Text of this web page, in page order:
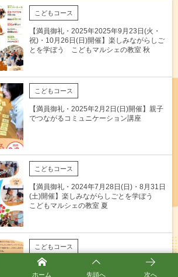
こどもコース
【満員御礼・2025年2025年9月23日(火・
祝)・10月26日(日)開催】楽しみながらしご
とを学ぼう こどもマルシェの教室 秋
こどもコース
【満員御礼・2025年2月2日(日)開催】親子
でつながるコミュニケーション講座
こどもコース
【満員御礼・2024年7月28日(日)・8月31日
(土)開催】楽しみながらしごとを学ぼう
こどもマルシェの教室 夏
こどもコース
【キャンセル待ち・2024年2月23日(祝・
金)開催】親子でつながるコミュニケーショ
ホーム 先頭へ 次へ